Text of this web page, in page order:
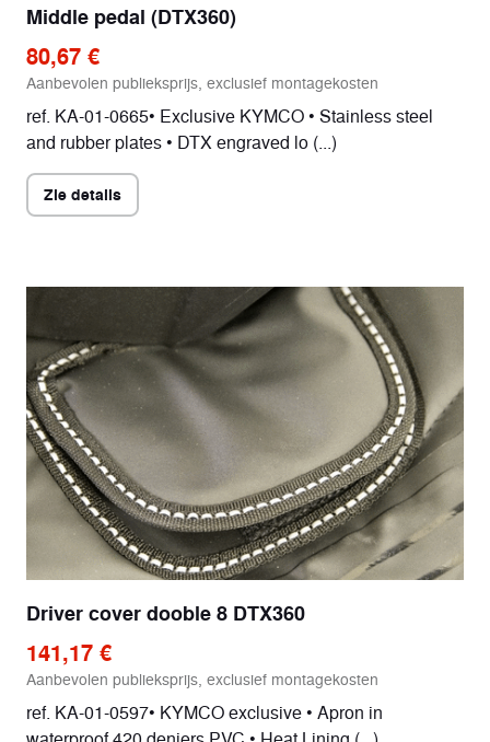
Middle pedal (DTX360)
80,67 €
Aanbevolen publieksprijs, exclusief montagekosten
ref. KA-01-0665• Exclusive KYMCO • Stainless steel
and rubber plates • DTX engraved lo (...)
Zie details
Driver cover dooble 8 DTX360
141,17 €
Aanbevolen publieksprijs, exclusief montagekosten
ref. KA-01-0597• KYMCO exclusive • Apron in